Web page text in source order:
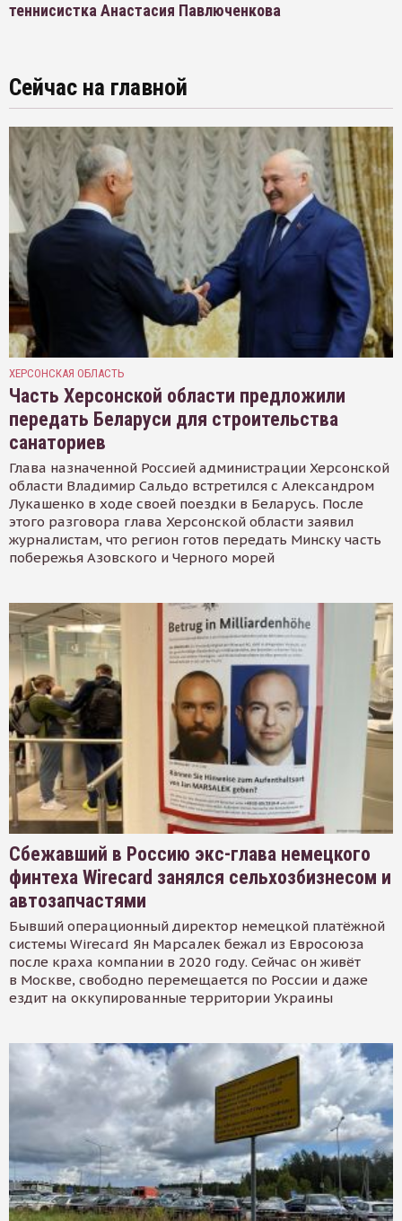
теннисистка Анастасия Павлюченкова
Сейчас на главной
ХЕРСОНСКАЯ ОБЛАСТЬ
Часть Херсонской области предложили
передать Беларуси для строительства
санаториев
Глава назначенной Россией администрации Херсонской
области Владимир Сальдо встретился с Александром
Лукашенко в ходе своей поездки в Беларусь. После
этого разговора глава Херсонской области заявил
журналистам, что регион готов передать Минску часть
побережья Азовского и Черного морей
Сбежавший в Россию экс-глава немецкого
финтеха Wirecard занялся сельхозбизнесом и
автозапчастями
Бывший операционный директор немецкой платёжной
системы Wirecard Ян Марсалек бежал из Евросоюза
после краха компании в 2020 году. Сейчас он живёт
в Москве, свободно перемещается по России и даже
ездит на оккупированные территории Украины